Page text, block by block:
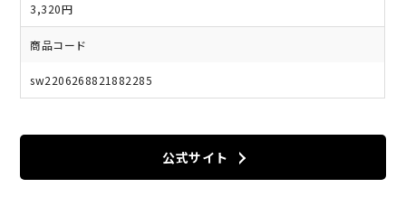
3,320円
商品コード
sw2206268821882285
公式サイト